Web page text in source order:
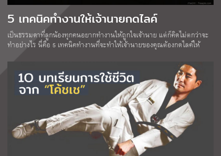
5 เทคนิคทำงานให้เจ้านายกดไลค์
เป็นธรรมดาที่ลูกน้องทุกคนอยากทำงานให้ถูกใจเจ้านาย แต่ก็คิดไม่ตกว่าจะ
ทำอย่างไร นี่คือ 5 เทคนิคทำงานที่จะทำให้เจ้านายของคุณต้องกดไลค์ให้